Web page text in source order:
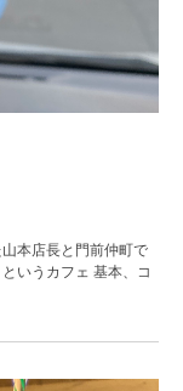
本店長と門前仲町で
いうカフェ 基本、コ